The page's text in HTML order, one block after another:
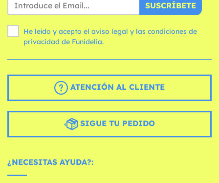
SUSCRÍBETE
He leído y acepto el aviso legal y las condiciones
privacidad de Funidelia.
ATENCIÓN AL CLIENTE
SIGUE TU PEDIDO
¿NECESITAS AYUDA?: